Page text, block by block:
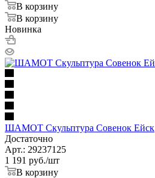
В корзину
В корзину
Новинка
ШАМОТ Скульптура Совенок Ейск
Достаточно
Арт.: 29237125
1 191 руб./шт
В корзину